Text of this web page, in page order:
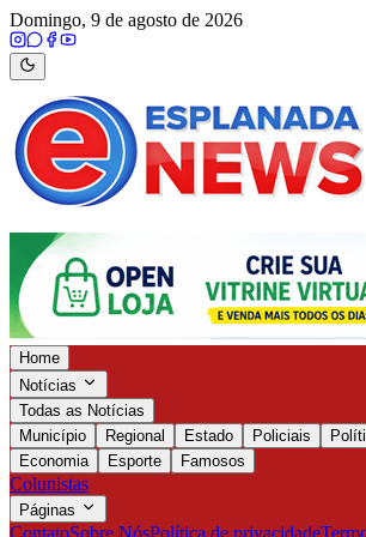
Domingo, 9 de agosto de 2026
Home
Notícias
Todas as Notícias
Município
Regional Estado Policiais
Economia
Esporte Famosos
Colunistas
Páginas
ContatoSobre NósPolítica de privacidade